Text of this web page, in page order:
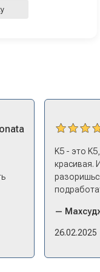
K5 - это
красивая.
ушел на
—
26.02.2025